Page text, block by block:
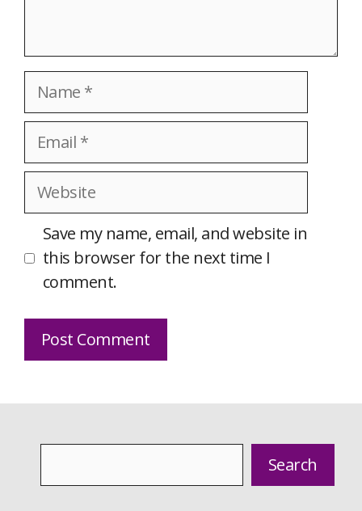
Name
Email
Website
Save my name, email, and website in
this browser for the next time I
comment.
Search